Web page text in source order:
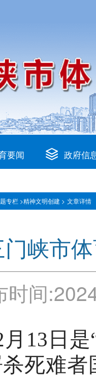
要闻 政府信
专栏 >精神文明创建 > 文章详情
门峡市
时间:
13日是
死难者